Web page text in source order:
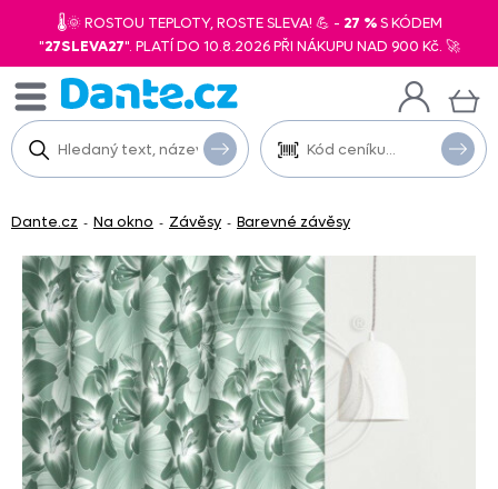
🌡️🌞 ROSTOU TEPLOTY, ROSTE SLEVA! 💪 - 27 %S KÓDEM
"27SLEVA27". PLATÍ DO 10.8.2026 PŘI NÁKUPU NAD 900 Kč. 🚀
Dante.cz - Na okno - Závěsy - Barevné závěsy